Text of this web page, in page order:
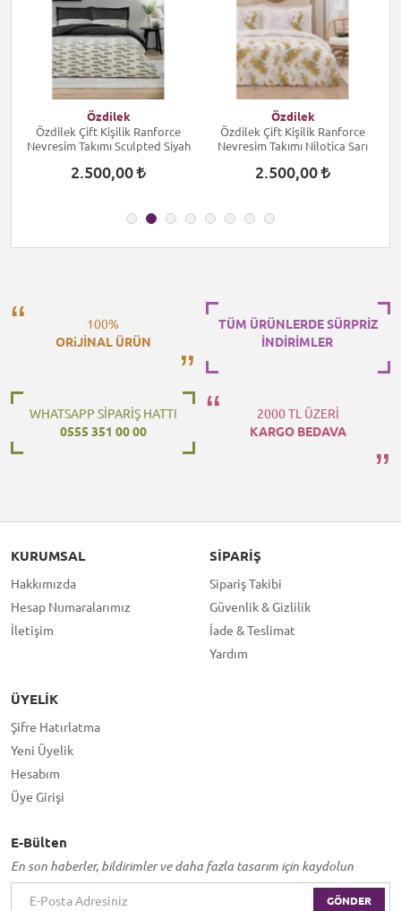
Özdilek
Özdilek Çift Kişilik Ranforce
Nevresim Takımı Sculpted Siyah
2.500,00
Özdilek
Özdilek Çift Kişilik Ranforce
Nevresim Takımı Nilotica Sarı
2.500,00
100%
ORiJİNAL ÜRÜN
TÜM ÜRÜNLERDE SÜRPRİZ
İNDİRİMLER
WHATSAPP SİPARİŞ HATTI
0555 351 00 00
2000 TL ÜZERİ
KARGO BEDAVA
KURUMSAL
Hakkımızda
Hesap Numaralarımız
İletişim
SIPARIŞ
Sipariş Takibi
Güvenlik & Gizlilik
İade & Teslimat
Yardım
ÜYELIK
Şifre Hatırlatma
Yeni Üyelik
Hesabım
Üye Girişi
E-Bülten
En son haberler, bildirimler ve daha fazla tasarım için kaydolun
GÖNDER